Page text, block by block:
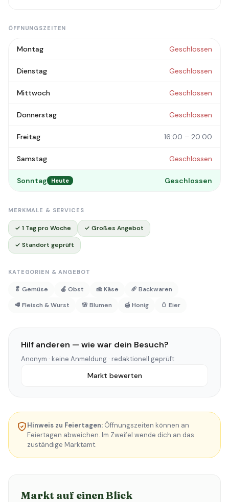
ÖFFNUNGSZEITEN
Montag Geschlossen
Dienstag Geschlossen
Mittwoch Geschlossen
Donnerstag Geschlossen
Freitag 16:00 – 20:00
Samstag Geschlossen
Sonntag Heute Geschlossen
MERKMALE & SERVICES
✓ 1 Tag pro Woche ✓ Großes Angebot
✓ Standort geprüft
KATEGORIEN & ANGEBOT
🥬 Gemüse 🍎 Obst 🧀 Käse
🥖 Backwaren
🥩 Fleisch & Wurst
🌸 Blumen 🍯 Honig 🥚 Eier
Hilf anderen — wie war dein Besuch?
Anonym · keine Anmeldung · redaktionell geprüft
Markt bewerten
Hinweis zu Feiertagen: Öffnungszeiten können an
Feiertagen abweichen. Im Zweifel wende dich an das
zuständige Marktamt.
Markt auf einen Blick